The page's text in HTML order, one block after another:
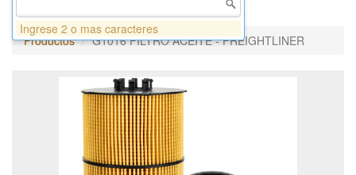
Productos G1016 FILTRO ACEITE - FREIGHTLINER
Ingrese 2 o mas caracteres